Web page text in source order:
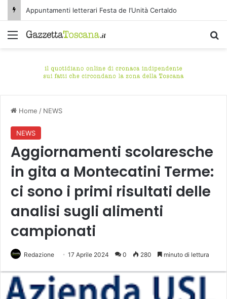
Appuntamenti letterari Festa de l’Unità Certaldo
Menu
Home / NEWS
NEWS
Aggiornamenti scolaresche
in gita a Montecatini Terme:
ci sono i primi risultati delle
analisi sugli alimenti
campionati
Redazione 17 Aprile 2024 0 280 minuto di lettura